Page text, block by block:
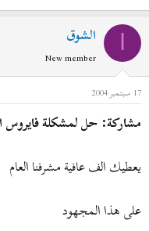
الشوق
New member
17 سبتمبر 2004
مشاركة: حل لمشكلة فايروس
يعطيك الف عافية مشرفنا العام
على هذا المجهود